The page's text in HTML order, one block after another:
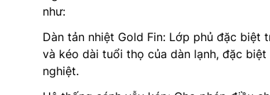
như:
Dàn tản nhiệt Gold Fin: Lớp phủ đặc biệt
và kéo dài tuổi thọ của dàn lạnh, đặc
nghiệt.